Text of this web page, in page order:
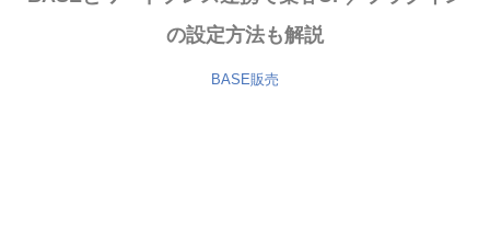
の設定方法も解説
BASE販売